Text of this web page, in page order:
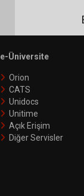
e-Üniversite
Orion
CATS
Unidocs
Unitime
Açık Erişim
Diğer Servisler